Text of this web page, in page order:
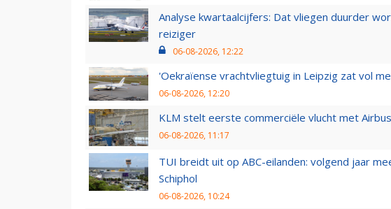
Analyse kwartaalcijfers: Dat vliegen duurder
reiziger
06-08-2026, 12:22
'Oekraïense vrachtvliegtuig in Leipzig zat vol
06-08-2026, 12:20
KLM stelt eerste commerciële vlucht met
06-08-2026, 11:17
TUI breidt uit op ABC-eilanden: volgend jaar
Schiphol
06-08-2026, 10:24